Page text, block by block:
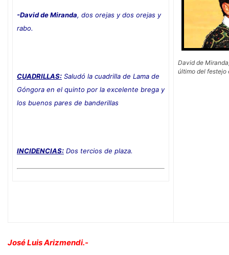
-David de Miranda, dos orejas y dos orejas y
rabo.
CUADRILLAS: Saludó la cuadrilla de Lama de
Góngora en el quinto por la excelente brega y
los buenos pares de banderillas
INCIDENCIAS: Dos tercios de plaza.
David de
último del festejo
José Luis Arizmendi.-